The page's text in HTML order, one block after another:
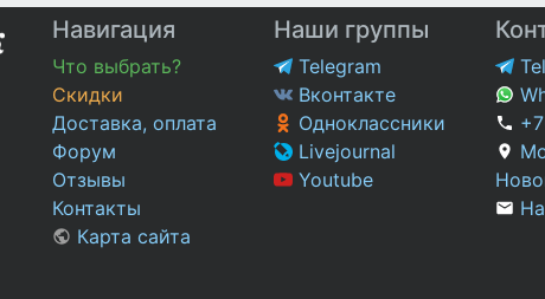
Навигация
Что выбрать?
Скидки
Доставка, оплата
Форум
Отзывы
Контакты
Карта сайта
Наши группы
Telegram
Вконтакте
Одноклассники
Livejournal
Youtube